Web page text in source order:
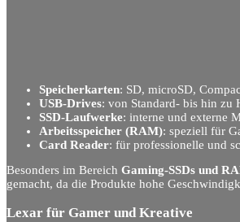
Speicherkarten: SD, microSD,
USB-Drives: von Standard- bis hin zu
SSD-Laufwerke: interne und externe
Arbeitsspeicher (RAM): speziell für
Card Reader: für professionelle und
Besonders im Bereich Gaming-SSDs und
gemacht, da die Produkte hohe
Lexar für Gamer und Kreative